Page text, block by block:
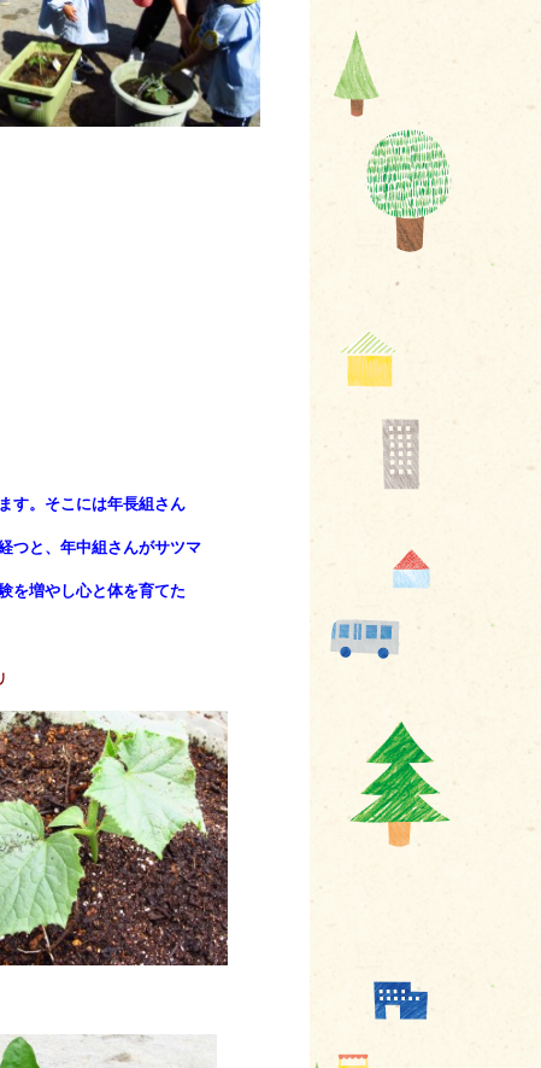
す。そこには年長組さん
つと、年中組さんがサツマ
を増やし心と体を育てた